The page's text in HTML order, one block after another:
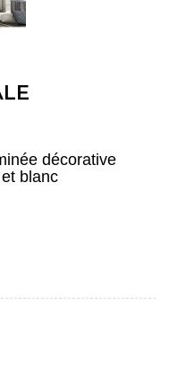
décorative
blanc